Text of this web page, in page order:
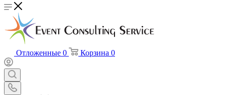
Отложенные 0 Корзина 0